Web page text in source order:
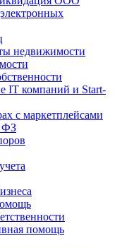
недвижимости
IT компаний и Start-
с маркетплейсами
ФЗ
помощь